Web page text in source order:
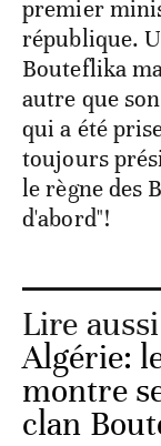
premier
république.
Bouteflika
autre que
qui a été
toujours
le règne des
d'abord"!
Lire
Algérie:
montre
clan